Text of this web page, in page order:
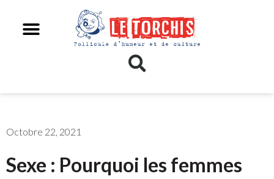
Octobre 22, 2021
Sexe : Pourquoi les femmes